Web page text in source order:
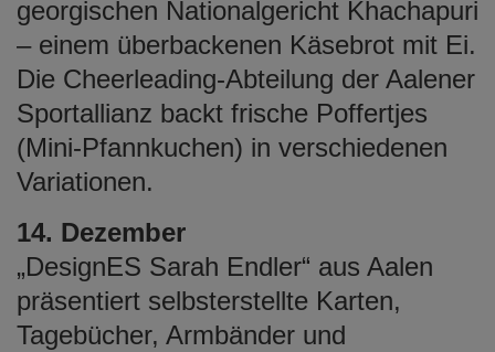
georgischen Nationalgericht Khachapuri
– einem überbackenen Käsebrot mit Ei.
Die Cheerleading-Abteilung der Aalener
Sportallianz backt frische Poffertjes
(Mini-Pfannkuchen) in verschiedenen
Variationen.
14. Dezember
„DesignES Sarah Endler“ aus Aalen
präsentiert selbsterstellte Karten,
Tagebücher, Armbänder und